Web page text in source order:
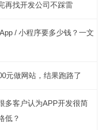
再找开发公司不踩雷
/ 小程序要多少钱？一文
元做网站，结果跑路了
多客户认为APP开发很简
低？